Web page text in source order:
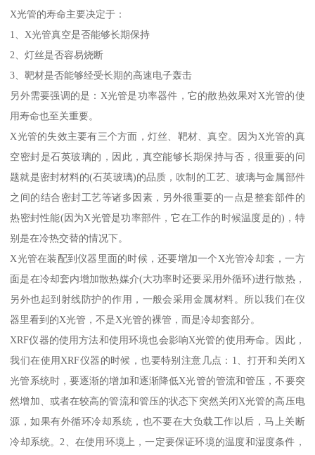
X光管的寿命主要决定于：
1、X光管真空是否能够长期保持
2、灯丝是否容易烧断
3、靶材是否能够经受长期的高速电子轰击
另外需要强调的是：X光管是功率器件，它的散热效果对X光管的使
用寿命也至关重要。
X光管的失效主要有三个方面，灯丝、靶材、真空。因为X光管的真
空密封是石英玻璃的，因此，真空能够长期保持与否，很重要的问
题就是密封材料的(石英玻璃)的品质，吹制的工艺、玻璃与金属部件
之间的结合密封工艺等诸多因素，另外很重要的一点是整套部件的
热密封性能(因为X光管是功率部件，它在工作的时候温度是的)，特
别是在冷热交替的情况下。
X光管在装配到仪器里面的时候，还要增加一个X光管冷却套，一方
面是在冷却套内增加散热媒介(大功率时还要采用外循环)进行散热，
另外也起到射线防护的作用，一般会采用金属材料。所以我们在仪
器里看到的X光管，不是X光管的裸管，而是冷却套部分。
XRF仪器的使用方法和使用环境也会影响X光管的使用寿命。因此，
我们在使用XRF仪器的时候，也要特别注意几点：1、打开和关闭X
光管系统时，要逐渐的增加和逐渐降低X光管的管流和管压，不要突
然增加、或者在较高的管流和管压的状态下突然关闭X光管的高压电
源，如果有外循环冷却系统，也不要在大负载工作以后，马上关断
冷却系统。2、在使用环境上，一定要保证环境的温度和湿度条件，